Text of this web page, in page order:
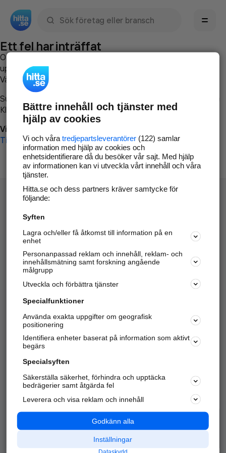
Ett fel har inträffat
Om du vill kan du
uppstod så att vi lättare och snabbare kan avhjälpa det.
Vänligen försök med följande:
Surfa till
Klicka påTillbaka-knappen i webbläsaren och försök igen
Vi beklagar besväret!
Till startsidan
Hitta.se - Gratis nummerupplysning.
Sök företag, personer och platser.
Hitta telefonnummer, adresser, företagsinfo mm.
Marknadsför företaget
Kom igång och annonsera mot
samarbetspartners nära dig.
Alla kategorier
Populära sökningar
API & Kartor
Annonsera
Integritet
Nödnummer
Bättre innehåll och tjänster med
hjälp av cookies
Vi och våra tredjepartsleverantörer(122) samlar
information med hjälp av cookies och
enhetsidentifierare då du besöker vår sajt. Med hjälp
av informationen kan vi utveckla vårt innehåll och våra
tjänster.
Hitta.se och dess partners kräver samtycke för
följande:
Syften
Lagra och/eller få åtkomst till information på en
enhet
Personanpassad reklam och innehåll, reklam- och
innehållsmätning samt forskning angående
målgrupp
Utveckla och förbättra tjänster
Specialfunktioner
Använda exakta uppgifter om geografisk
positionering
Identifiera enheter baserat på information som aktivt
begärs
Specialsyften
Säkerställa säkerhet, förhindra och upptäcka
bedrägerier samt åtgärda fel
Leverera och visa reklam och innehåll
Godkänn alla
Inställningar
Dataskydd